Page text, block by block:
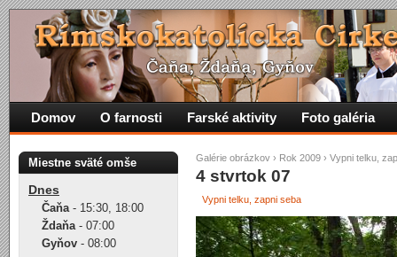
Galérie obrázkov › Rok 2009 › Vypni telku,
4 stvrtok 07
Vypni telku, zapni seba
Domov O farnosti Farské aktivity Foto galéria
Miestne sväté omše
Dnes
Čaňa- 15:30, 18:00
Ždaňa- 07:00
Gyňov - 08:00